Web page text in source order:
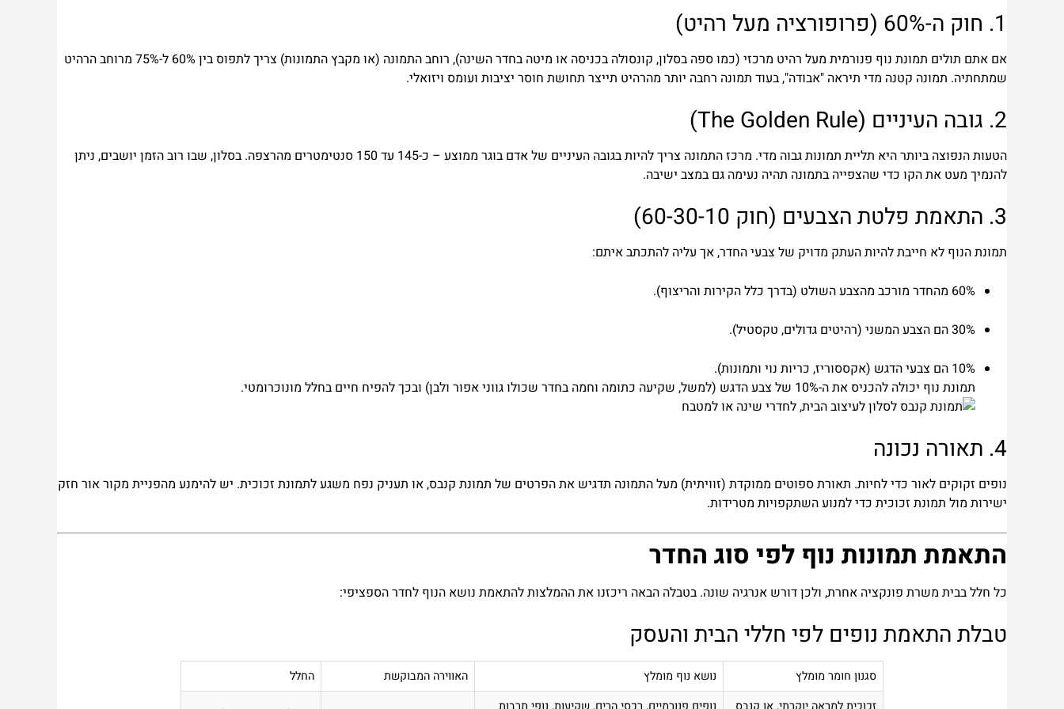
1. חוק ה-60% (פרופורציה מעל רהיט)
אם אתם תולים תמונת נוף פנורמית מעל רהיט מרכזי (כמו ספה בסלון, קונסולה בכניסה או מיטה בחדר השינה), רוחב התמונה (או מקבץ התמונות) צריך לתפוס בין 60% ל-75% מרוחב הרהיט
שמתחתיה. תמונה קטנה מדי תיראה "אבודה", בעוד תמונה רחבה יותר מהרהיט תייצר תחושת חוסר יציבות ועומס ויזואלי.
2. גובה העיניים (The Golden Rule)
הטעות הנפוצה ביותר היא תליית תמונות גבוה מדי. מרכז התמונה צריך להיות בגובה העיניים של אדם בוגר ממוצע – כ-145 עד 150 סנטימטרים מהרצפה. בסלון, שבו רוב הזמן יושבים, ניתן
להנמיך מעט את הקו כדי שהצפייה בתמונה תהיה נעימה גם במצב ישיבה.
3. התאמת פלטת הצבעים (חוק 60-30-10)
תמונת הנוף לא חייבת להיות העתק מדויק של צבעי החדר, אך עליה להתכתב איתם:
60% מהחדר מורכב מהצבע השולט (בדרך כלל הקירות והריצוף).
30%הם הצבע המשני (רהיטים גדולים, טקסטיל).
10% הם צבעי הדגש (אקססוריז, כריות נוי ותמונות).
תמונת נוף יכולה להכניס את ה-10% של צבע הדגש (למשל, שקיעה כתומה וחמה בחדר שכולו גווני אפור ולבן) ובכך להפיח חיים בחלל מונוכרומטי.
4. תאורה נכונה
נופים זקוקים לאור כדי לחיות. תאורת ספוטים ממוקדת (זוויתית) מעל התמונה תדגיש את הפרטים של תמונת קנבס, או תעניק נפח משגע לתמונת זכוכית. יש להימנע מהפניית מקור אור חזק
ישירות מול תמונת זכוכית כדי למנוע השתקפויות מטרידות.
התאמת תמונות נוף לפי סוג החדר
כל חלל בבית משרת פונקציה אחרת, ולכן דורש אנרגיה שונה. בטבלה הבאה ריכזנו את ההמלצות להתאמת נושא הנוף לחדר הספציפי:
טבלת התאמת נופים לפי חללי הבית והעסק
החלל האווירה המבוקשת נושא נוף מומלץ סגנון חומר מומלץ